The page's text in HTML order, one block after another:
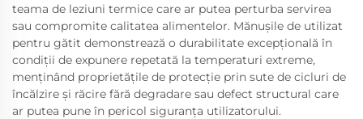
teama de leziuni termice care ar putea perturba servirea
sau compromite calitatea alimentelor. Mănușile de utilizat
pentru gătit demonstrează o durabilitate excepțională în
condiții de expunere repetată la temperaturi extreme,
menținând proprietățile de protecție prin sute de cicluri de
încălzire și răcire fără degradare sau defect structural care
ar putea pune în pericol siguranța utilizatorului.